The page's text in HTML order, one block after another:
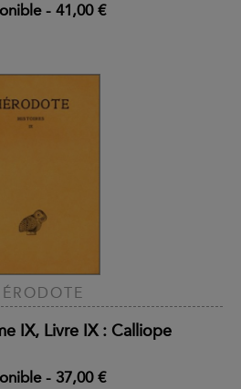
- 41,00 €
IX, Livre IX : Calliope
- 37,00 €